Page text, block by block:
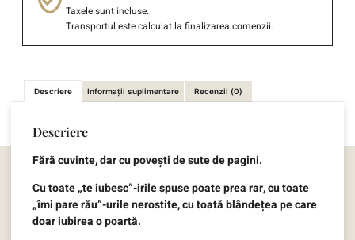
Taxele sunt incluse.
Transportul este calculat la finalizarea comenzii.
Descriere Informații suplimentare Recenzii (0)
Descriere
Fără cuvinte, dar cu povești de sute de pagini.
Cu toate „te iubesc”-irile spuse poate prea rar, cu toate
„îmi pare rău”-urile nerostite, cu toată blândețea pe care
doar iubirea o poartă.